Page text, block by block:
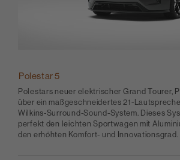
Polestar 5
Polestars neuer elektrischer Grand Tourer,
über ein maßgeschneidertes 21-
Wilkins-Surround-Sound-System. Dieses
perfekt den leichten Sportwagen mit
den erhöhten Komfort- und Innovationsgrad.